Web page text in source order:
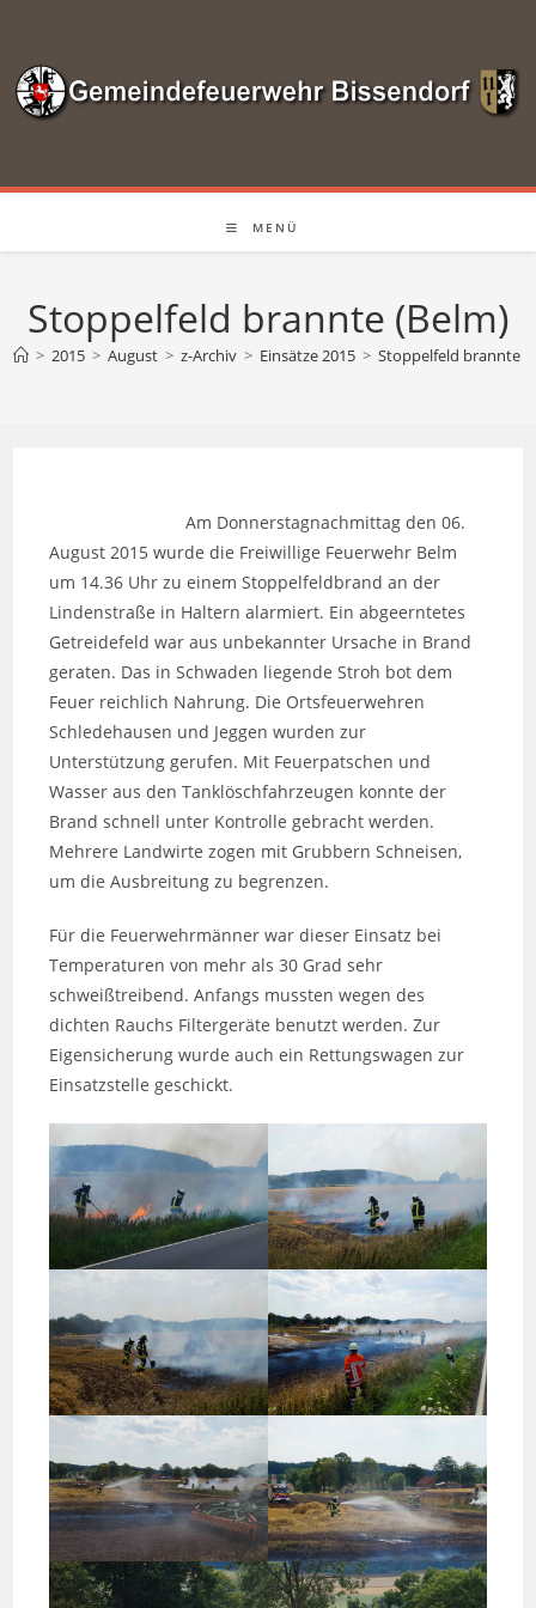
springen
MENÜ
Stoppelfeld brannte (Belm)
> 2015 > August > z-Archiv > Einsätze 2015 > Stoppelfeld brannte
Am Donnerstagnachmittag den 06.
August 2015 wurde die Freiwillige Feuerwehr Belm
um 14.36 Uhr zu einem Stoppelfeldbrand an der
Lindenstraße in Haltern alarmiert. Ein abgeerntetes
Getreidefeld war aus unbekannter Ursache in Brand
geraten. Das in Schwaden liegende Stroh bot dem
Feuer reichlich Nahrung. Die Ortsfeuerwehren
Schledehausen und Jeggen wurden zur
Unterstützung gerufen. Mit Feuerpatschen und
Wasser aus den Tanklöschfahrzeugen konnte der
Brand schnell unter Kontrolle gebracht werden.
Mehrere Landwirte zogen mit Grubbern Schneisen,
um die Ausbreitung zu begrenzen.
Für die Feuerwehrmänner war dieser Einsatz bei
Temperaturen von mehr als 30 Grad sehr
schweißtreibend. Anfangs mussten wegen des
dichten Rauchs Filtergeräte benutzt werden. Zur
Eigensicherung wurde auch ein Rettungswagen zur
Einsatzstelle geschickt.